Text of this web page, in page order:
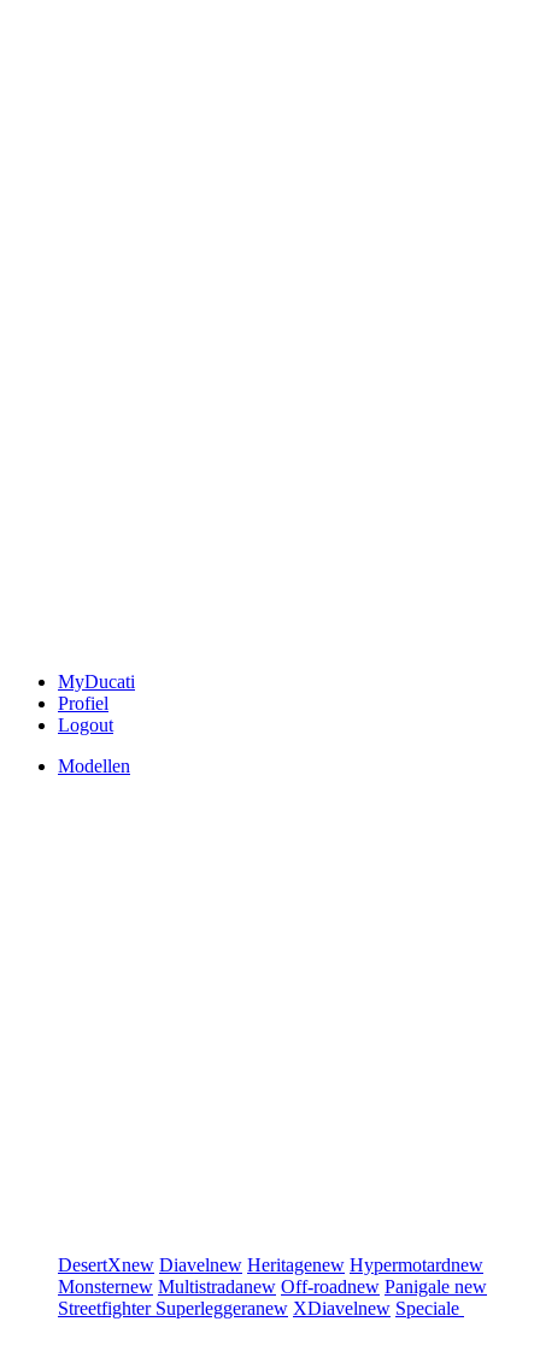
MyDucati
Profiel
Logout
Modellen
DesertXnew Diavelnew Heritagenew Hypermotardnew
Monsternew Multistradanew Off-roadnew Panigale new
Streetfighter Superleggeranew XDiavelnew Speciale